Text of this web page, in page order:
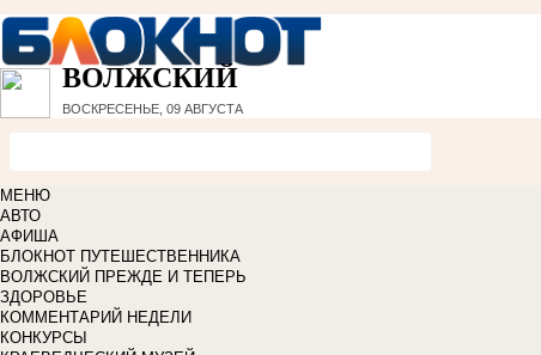
ВОЛЖСКИЙ
ВОСКРЕСЕНЬЕ, 09 АВГУСТА
МЕНЮ
АВТО
АФИША
БЛОКНОТ ПУТЕШЕСТВЕННИКА
ВОЛЖСКИЙ ПРЕЖДЕ И ТЕПЕРЬ
ЗДОРОВЬЕ
КОММЕНТАРИЙ НЕДЕЛИ
КОНКУРСЫ